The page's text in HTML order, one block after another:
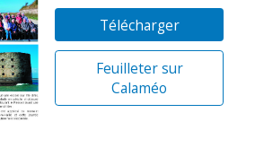
Télécharger
Feuilleter sur
Calaméo